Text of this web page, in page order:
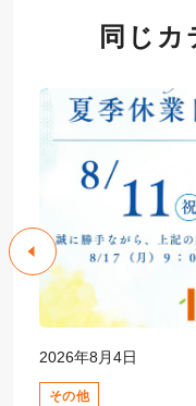
同じカ
2026年8月4日
その他